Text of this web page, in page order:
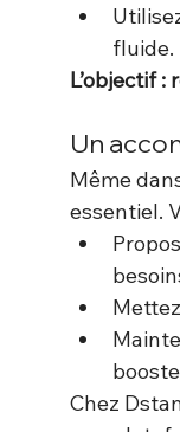
fluide.
L’objectif
Un
Même
essentiel.
Chez